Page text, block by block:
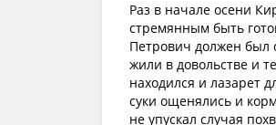
Раз в начале осени
стремянным быть
Петрович должен был
жили в довольстве и
находился и лазарет
суки ощенялись и
не упускал случая